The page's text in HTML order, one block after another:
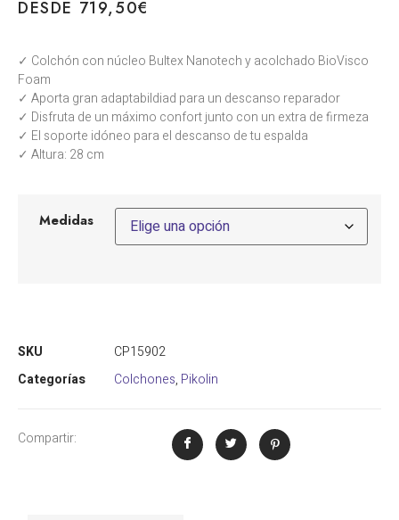
DESDE 719,50€
✓ Colchón con núcleo Bultex Nanotech y acolchado BioVisco
Foam
✓ Aporta gran adaptabildiad para un descanso reparador
✓ Disfruta de un máximo confort junto con un extra de firmeza
✓ El soporte idóneo para el descanso de tu espalda
✓ Altura: 28 cm
Medidas
SKU
CP15902
Categorías
Colchones, Pikolin
Compartir: